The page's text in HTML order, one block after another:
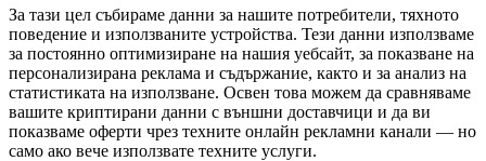
За тази цел събираме данни за нашите потребители, тяхното
поведение и използваните устройства. Тези данни използваме
за постоянно оптимизиране на нашия уебсайт, за показване на
персонализирана реклама и съдържание, както и за анализ на
статистиката на използване. Освен това можем да сравняваме
вашите криптирани данни с външни доставчици и да ви
показваме оферти чрез техните онлайн рекламни канали — но
само ако вече използвате техните услуги.